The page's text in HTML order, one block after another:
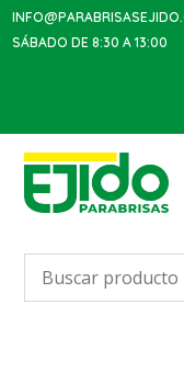
SÁBADO DE 8:30 A 13:00